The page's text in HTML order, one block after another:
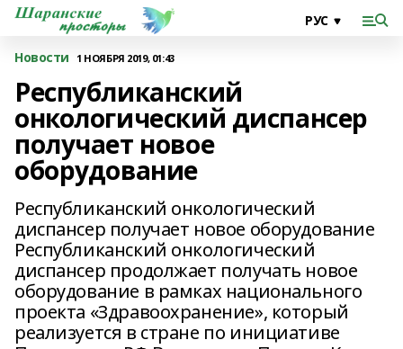
Новости 1 НОЯБРЯ 2019, 01:43
Республиканский
онкологический диспансер
получает новое
оборудование
Республиканский онкологический
диспансер получает новое оборудование
Республиканский онкологический
диспансер продолжает получать новое
оборудование в рамках национального
проекта «Здравоохранение», который
реализуется в стране по инициативе